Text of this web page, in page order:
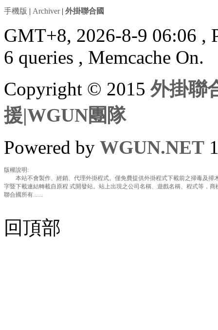
手機版 | Archiver| 外掛聯合國
GMT+8, 2026-8-9 06:06 ,
6 queries , Memcache On.
Copyright © 2015外掛聯
援|WGUN團隊
Powered by WGUN.NET
版權說明:
本站不會製作、經銷、代理外掛程式。僅免費提供外掛程式下載前之掃毒及掃
字暨下載連結轉載自原程 式開發站。站上出現之公司名稱、遊戲名稱、程式等，
聯合國所有.......
回頂部